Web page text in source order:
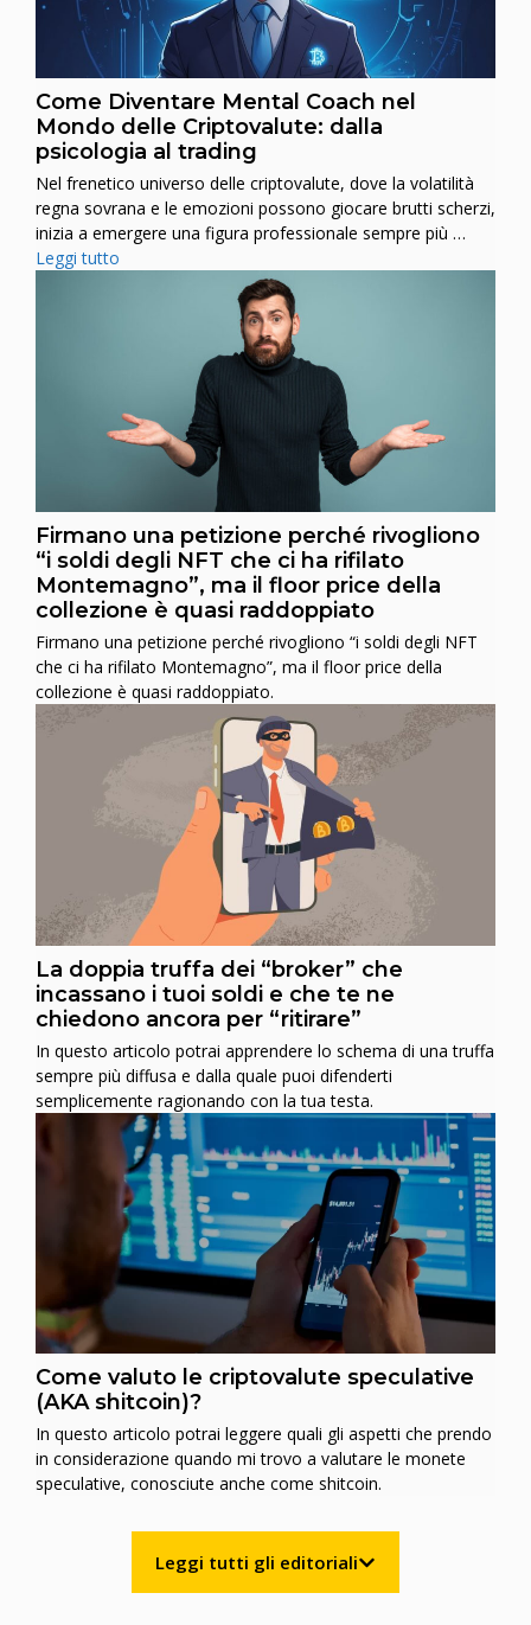
Come Diventare Mental Coach nel
Mondo delle Criptovalute: dalla
psicologia al trading
Nel frenetico universo delle criptovalute, dove la volatilità
regna sovrana e le emozioni possono giocare brutti scherzi,
inizia a emergere una figura professionale sempre più …
Leggi tutto
Firmano una petizione perché rivogliono
“i soldi degli NFT che ci ha rifilato
Montemagno”, ma il floor price della
collezione è quasi raddoppiato
Firmano una petizione perché rivogliono “i soldi degli NFT
che ci ha rifilato Montemagno”, ma il floor price della
collezione è quasi raddoppiato.
La doppia truffa dei “broker” che
incassano i tuoi soldi e che te ne
chiedono ancora per “ritirare”
In questo articolo potrai apprendere lo schema di una truffa
sempre più diffusa e dalla quale puoi difenderti
semplicemente ragionando con la tua testa.
Come valuto le criptovalute speculative
(AKA shitcoin)?
In questo articolo potrai leggere quali gli aspetti che prendo
in considerazione quando mi trovo a valutare le monete
speculative, conosciute anche come shitcoin.
Leggi tutti gli editoriali